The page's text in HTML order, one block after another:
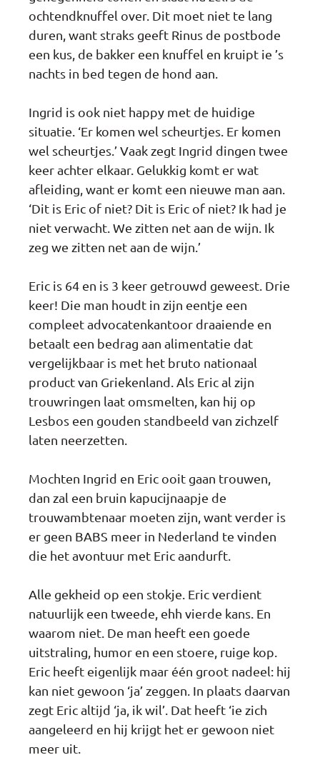
ochtendknuffel over. Dit moet niet te lang
duren, want straks geeft Rinus de postbode
een kus, de bakker een knuffel en kruipt ie ’s
nachts in bed tegen de hond aan.
Ingrid is ook niet happy met de huidige
situatie. ‘Er komen wel scheurtjes. Er komen
wel scheurtjes.’ Vaak zegt Ingrid dingen twee
keer achter elkaar. Gelukkig komt er wat
afleiding, want er komt een nieuwe man aan.
‘Dit is Eric of niet? Dit is Eric of niet? Ik had je
niet verwacht. We zitten net aan de wijn. Ik
zeg we zitten net aan de wijn.’
Eric is 64 en is 3 keer getrouwd geweest. Drie
keer! Die man houdt in zijn eentje een
compleet advocatenkantoor draaiende en
betaalt een bedrag aan alimentatie dat
vergelijkbaar is met het bruto nationaal
product van Griekenland. Als Eric al zijn
trouwringen laat omsmelten, kan hij op
Lesbos een gouden standbeeld van zichzelf
laten neerzetten.
Mochten Ingrid en Eric ooit gaan trouwen,
dan zal een bruin kapucijnaapje de
trouwambtenaar moeten zijn, want verder is
er geen BABS meer in Nederland te vinden
die het avontuur met Eric aandurft.
Alle gekheid op een stokje. Eric verdient
natuurlijk een tweede, ehh vierde kans. En
waarom niet. De man heeft een goede
uitstraling, humor en een stoere, ruige kop.
Eric heeft eigenlijk maar één groot nadeel: hij
kan niet gewoon ‘ja’ zeggen. In plaats daarvan
zegt Eric altijd ‘ja, ik wil’. Dat heeft ‘ie zich
aangeleerd en hij krijgt het er gewoon niet
meer uit.